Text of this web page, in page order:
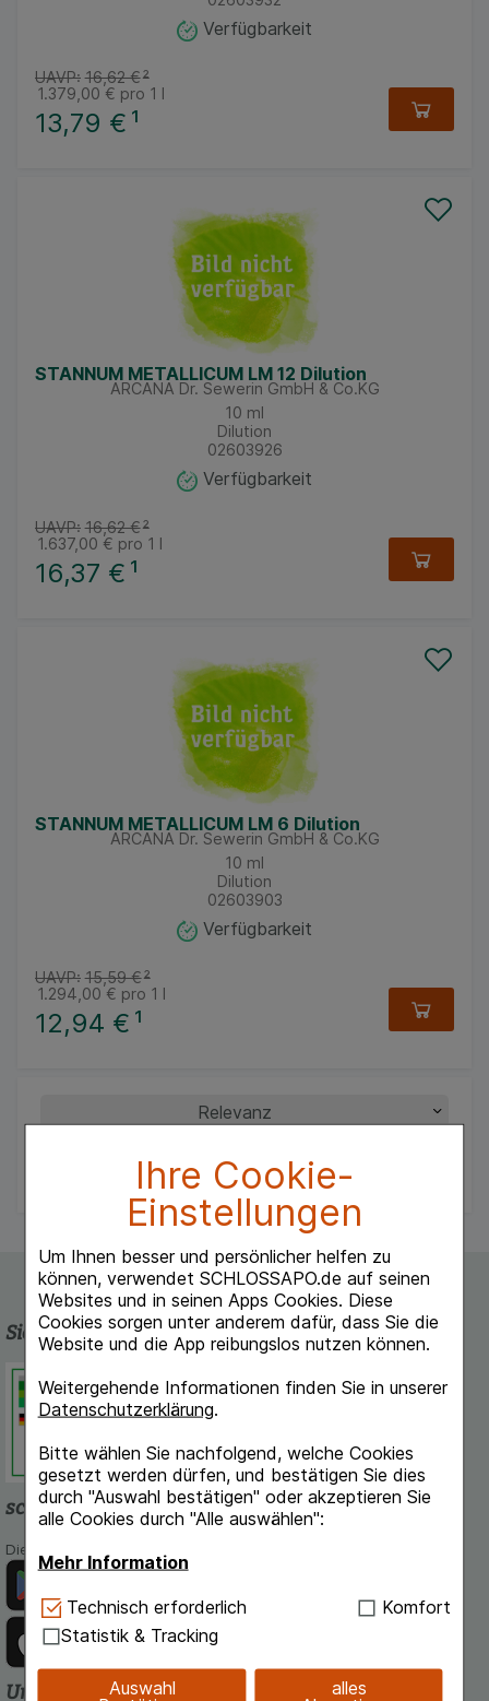
Ihre Cookie-
Einstellungen
Um Ihnen besser und persönlicher helfen zu
können, verwendet SCHLOSSAPO.de auf seinen
Websites und in seinen Apps Cookies. Diese
Cookies sorgen unter anderem dafür, dass Sie die
Website und die App reibungslos nutzen können.
Weitergehende Informationen finden Sie in unserer
Datenschutzerklärung.
Bitte wählen Sie nachfolgend, welche Cookies
gesetzt werden dürfen, und bestätigen Sie dies
durch "Auswahl bestätigen" oder akzeptieren Sie
alle Cookies durch "Alle auswählen":
Mehr Information
Technisch Notwendig:Hierbei handelt es sich um
Cookies, die für die Grundfunktionen unserer
Website notwendig sind (z.B. Navigation,
Warenkorb, Kundenkonto), weshalb auf diese nicht
verzichtet werden kann.
Technisch erforderlich
Komfort
Statistik & Tracking
Auswahl
alles
Verfügbarkeit
13,79 € ¹
UAVP: 16,62 €²
1.379,00 € pro 1 l
STANNUM METALLICUM LM 12 Dilution
ARCANA Dr. Sewerin GmbH & Co.KG
10 ml
Dilution
02603926
Verfügbarkeit
16,37 € ¹
UAVP: 16,62 €²
1.637,00 € pro 1 l
STANNUM METALLICUM LM 6 Dilution
ARCANA Dr. Sewerin GmbH & Co.KG
10 ml
Dilution
02603903
Verfügbarkeit
12,94 € ¹
UAVP: 15,59 €²
1.294,00 € pro 1 l
Sicherheit und Qualität
Deutschen Institut für Medizinische
Dokumentation und Information.
schlossapo.de-App
Die App von schlossapo.de jetzt mit E-Rezept-Scanner
Unsere Zahlungsarten